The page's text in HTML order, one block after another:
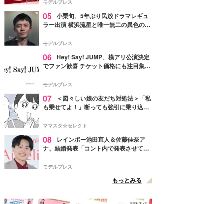
モデルプレス
05 小栗旬、5年ぶり民放ドラマレギュ
ラー出演 横浜流星と唯一無二の異色のバ
モデルプレス
06 Hey! Say! JUMP、横アリ公演決定
でファン歓喜 チケット価格にも注目集ま
モデルプレス
07
＜図々しい娘の友だち対処法＞「私
も乗せてよ！」断っても強引に乗り込ん
ママスタ☆セレクト
08
レインボー池田直人＆佐藤佳奈ア
ナ、結婚発表「コント内で発表させてい
点変更のため
モデルプレス
もっとみる